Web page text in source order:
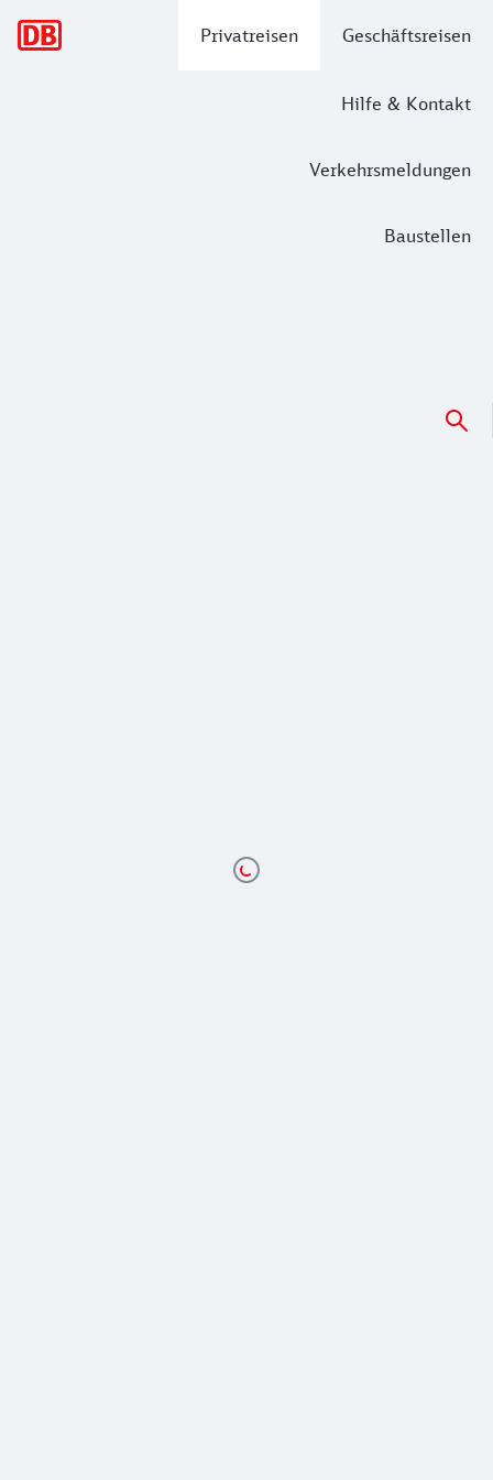
Privatreisen Geschäftsreisen
Hilfe & Kontakt
Verkehrsmeldungen
Baustellen